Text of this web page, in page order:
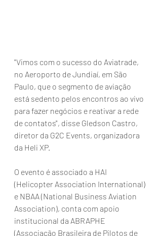
"Vimos com o sucesso do Aviatrade,
no Aeroporto de Jundiaí, em São
Paulo, que o segmento de aviação
está sedento pelos encontros ao vivo
para fazer negócios e reativar a rede
de contatos", disse Gledson Castro,
diretor da G2C Events, organizadora
da Heli XP.
O evento é associado a HAI
(Helicopter Association International)
e NBAA (National Business Aviation
Association), conta com apoio
institucional da ABRAPHE
(Associação Brasileira de Pilotos de